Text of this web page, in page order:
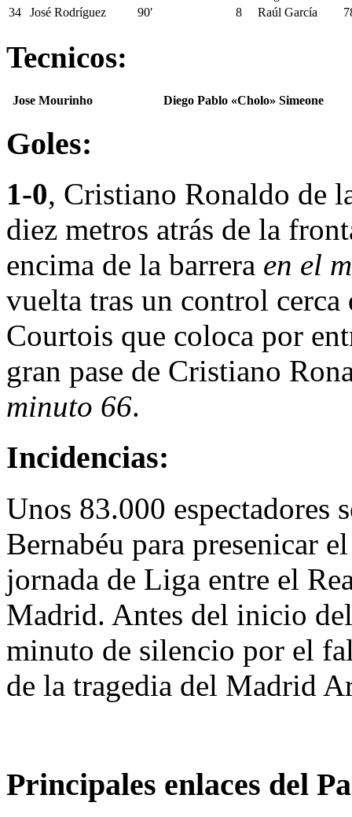
34
José Rodríguez 90′ 8 Raúl García
Tecnicos:
Jose Mourinho Diego Pablo «Cholo» Simeone
Goles:
1-0, Cristiano Ronaldo de
diez metros atrás de la
encima de la barrera en el
vuelta tras un control
Courtois que coloca por
gran pase de Cristiano
minuto 66.
Incidencias:
Unos 83.000 espectadores
Bernabéu para presenicar
jornada de Liga entre el
Madrid. Antes del inicio
minuto de silencio por el
de la tragedia del Madrid
Principales enlaces del